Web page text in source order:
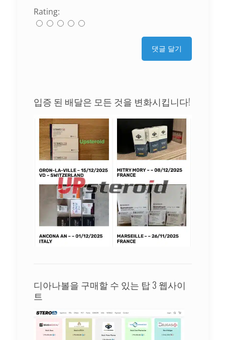
Rating:
입증 된 배달은 모든 것을 변화시킵니다!
디아나볼을 구매할 수 있는 탑 3 웹사이
트